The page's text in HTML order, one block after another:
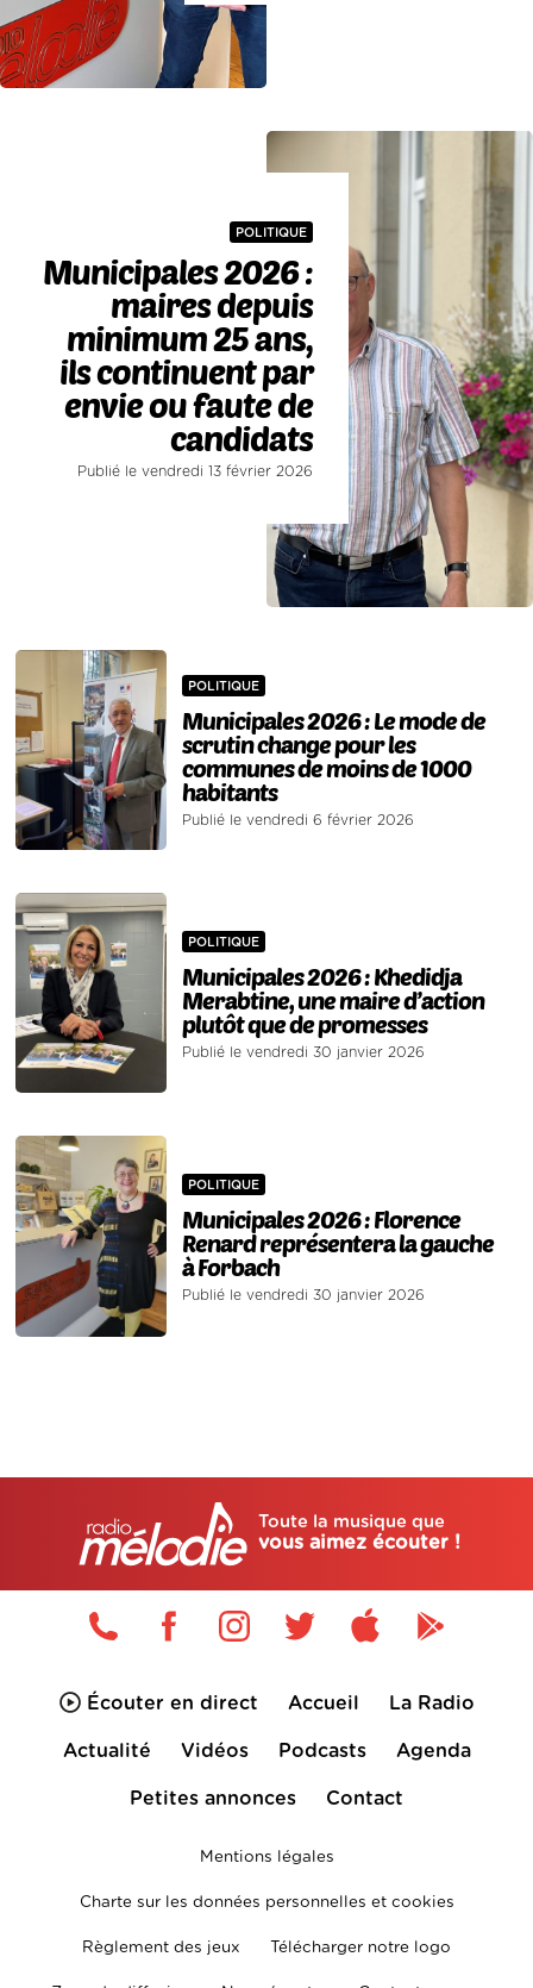
POLITIQUE
Municipales 2026 :
maires depuis
minimum 25 ans,
ils continuent par
envie ou faute de
candidats
Publié le vendredi 13 février 2026
POLITIQUE
Municipales 2026 : Le mode de
scrutin change pour les
communes de moins de 1000
habitants
Publié le vendredi 6 février 2026
POLITIQUE
Municipales 2026 : Khedidja
Merabtine, une maire d’action
plutôt que de promesses
Publié le vendredi 30 janvier 2026
POLITIQUE
Municipales 2026 : Florence
Renard représentera la gauche
à Forbach
Publié le vendredi 30 janvier 2026
Toute la musique que
vous aimez écouter !
Écouter en direct Accueil La Radio
Actualité Vidéos Podcasts Agenda
Petites annonces Contact
Mentions légales
Charte sur les données personnelles et cookies
Règlement des jeux Télécharger notre logo